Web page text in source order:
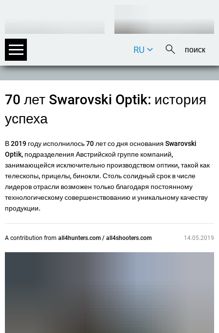
DE
IT
RU
70 лет Swarovski Optik: история
успеха
В 2019 году исполнилось 70 лет со дня основания Swarovski
Optik, подразделения Австрийской группе компаний,
занимающейся исключительно производством оптики, такой как
телескопы, прицелы, бинокли. Столь солидный срок в числе
лидеров отрасли возможен только благодаря постоянному
технологическому совершенствованию и уникальному качеству
продукции.
A contribution from all4hunters.com / all4shooters.com 14.05.2019